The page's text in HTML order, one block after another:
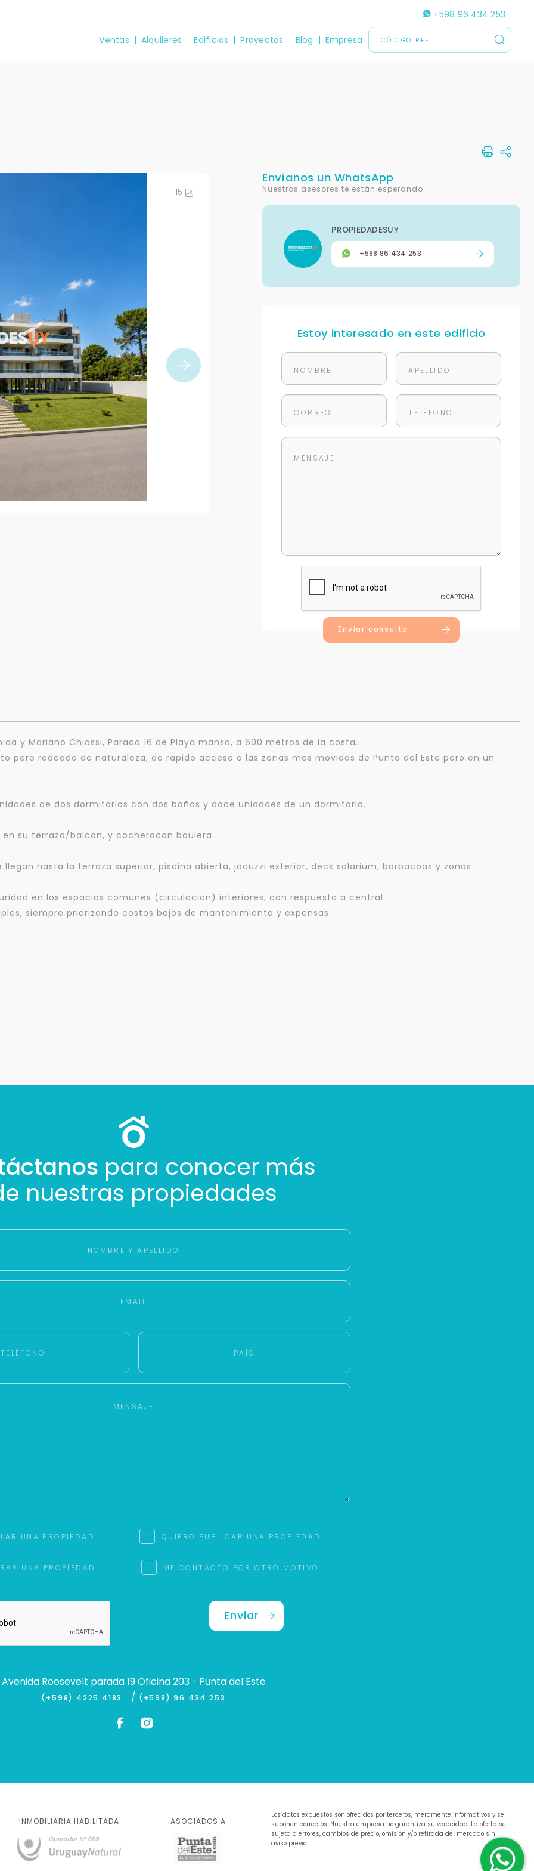
+598 96 434 253
Ventas Alquileres Edificios Proyectos Blog Empresa
15
Envíanos un WhatsApp
Nuestros asesores te están esperando
PROPIEDADESUY
+598 96 434 253
Estoy interesado en este edificio
Enviar consulta
y Mariano Chiossi, Parada 16 de Playa mansa, a 600 metros de la costa.
pero rodeado de naturaleza, de rapido acceso a las zonas mas movidas de Punta del Este pero en un
de dos dormitorios con dos baños y doce unidades de un dormitorio.
su terraza/balcon, y cocheracon baulera.
hasta la terraza superior, piscina abierta, jacuzzi exterior, deck solarium, barbacoas y zonas
en los espacios comunes (circulacion) interiores, con respuesta a central.
siempre priorizando costos bajos de mantenimiento y expensas.
para conocer más
nuestras propiedades
UNA PROPIEDAD QUIERO PUBLICAR UNA PROPIEDAD
UNA PROPIEDAD ME CONTACTO POR OTRO MOTIVO
Enviar
Avenida Roosevelt parada 19 Oficina 203 - Punta del Este
(+598) 4225 4183 / (+598) 96 434 253
INMOBILIARIA HABILITADA ASOCIADOS A
Los datos expuestos son ofrecidos por terceros, meramente informativos y se
suponen correctos. Nuestra empresa no garantiza su veracidad. La oferta se
sujeta a errores, cambios de precio, omisión y/o retirada del mercado sin
aviso previo.
mejor y más rápido
Déjanos tus datos para identificar tu consulta en el sistema de gestión de
Tu nombre *
Buscamos darte la mejor experiencia.
Con estos datos podemos responderte mejor y más rápido.